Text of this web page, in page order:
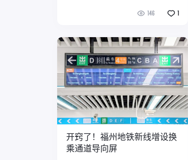
146 1
开窍了！福州地铁新线增设换
乘通道导向屏